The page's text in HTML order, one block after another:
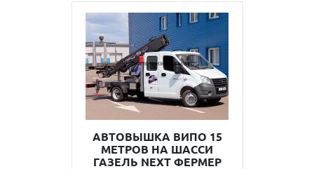
АВТОВЫШКА ВИПО 15
МЕТРОВ НА ШАССИ
ГАЗЕЛЬ NEXT ФЕРМЕР